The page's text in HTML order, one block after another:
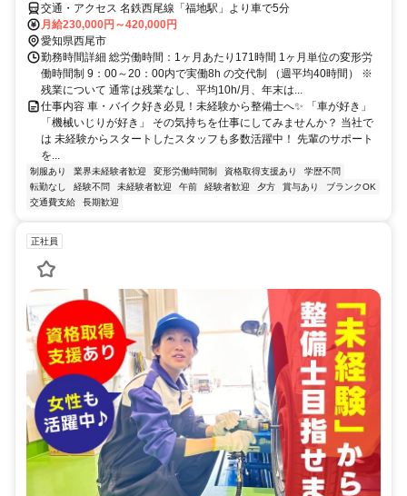
交通・アクセス 名鉄西尾線「福地駅」より車で5分
月給230,000円～420,000円
愛知県西尾市
勤務時間詳細 総労働時間：1ヶ月あたり171時間 1ヶ月単位の変形労
働時間制 9：00～20：00内で実働8h の交代制 （週平均40時間） ※
残業について 通常は残業なし、平均10h/月、年末は...
仕事内容 車・バイク好き必見！未経験から整備士へ✨ 「車が好き」
「機械いじりが好き」 その気持ちを仕事にしてみませんか？ 当社で
は 未経験からスタートしたスタッフも多数活躍中！ 先輩のサポート
を...
制服あり 業界未経験者歓迎 変形労働時間制 資格取得支援あり
学歴不問
転勤なし
経験不問 未経験者歓迎 午前 経験者歓迎 夕方 賞与あり
ブランクOK
交通費支給
長期歓迎
正社員